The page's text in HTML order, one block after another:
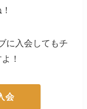
に入会してもチ
！
会